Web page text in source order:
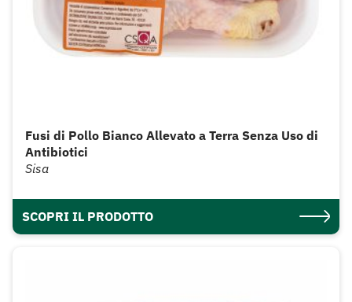
Fusi di Pollo Bianco Allevato a Terra Senza Uso di
Antibiotici
Sisa
SCOPRI IL PRODOTTO